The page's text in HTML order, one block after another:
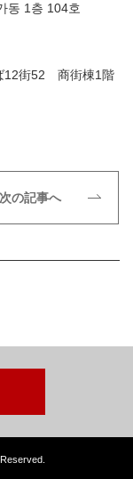
동 1층 104호
12街52 商街棟1階
次の記事へ